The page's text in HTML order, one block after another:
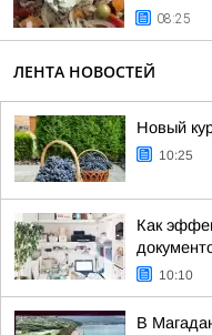
08:25
ЛЕНТА НОВОСТЕЙ
Новый
10:25
Как
10:10
В